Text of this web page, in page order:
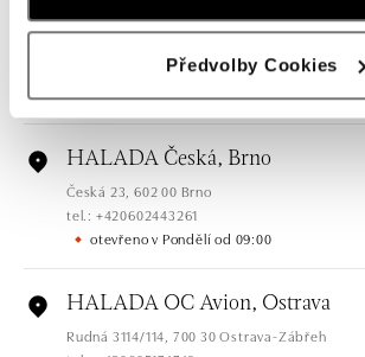
Předvolby Cookies
HALADA Na Příkopě, Praha
tel.: +420608028615
dnes otevřeno do 18:00
HALADA Česká, Brno
Česká 23, 602 00 Brno
tel.: +420602443261
otevřeno v Pondělí od 09:00
HALADA OC Avion, Ostrava
Rudná 3114/114, 700 30 Ostrava-Zábřeh